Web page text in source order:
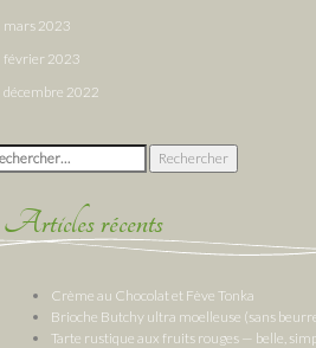
mars 2023
février 2023
décembre 2022
:
Articles récents
Crème au Chocolat et Fève Tonka
Brioche Butchy ultra moelleuse (sans
Tarte rustique aux fruits rouges — belle,